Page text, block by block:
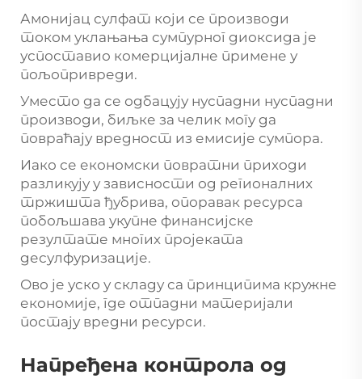
Амонијац сулфат који се производи
током уклањања сумпурног диоксида је
успоставио комерцијалне примене у
пољопривреди.
Уместо да се одбацују нуспадни нуспадни
производи, биљке за челик могу да
повраћају вредност из емисије сумпора.
Иако се економски повратни приходи
разликују у зависности од регионалних
тржишта ђубрива, опоравак ресурса
побољшава укупне финансијске
резултате многих пројеката
десулфуризације.
Ово је уско у складу са принципима кружне
економије, где отпадни материјали
постају вредни ресурси.
Напређена контрола од